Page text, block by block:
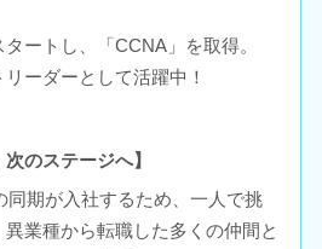
ートし、「CCNA」を取得。
ーダーとして活躍中！
のステージへ】
同期が入社するため、一人で挑
業種から転職した多くの仲間と